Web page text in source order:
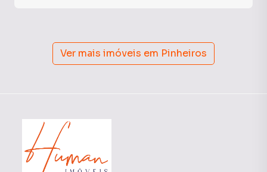
Ver mais imóveis em Pinheiros